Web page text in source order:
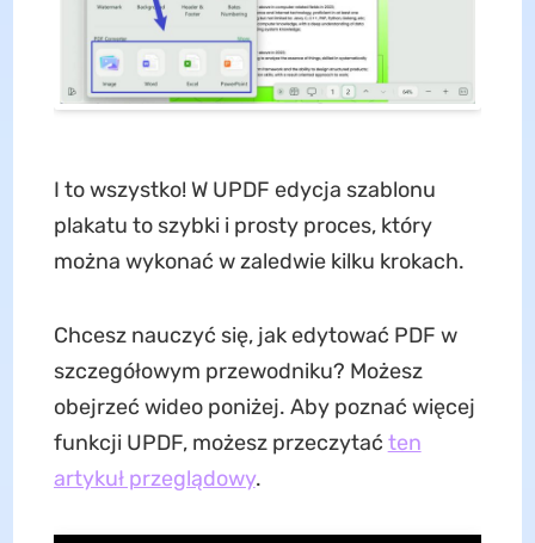
I to wszystko! W UPDF edycja szablonu
plakatu to szybki i prosty proces, który
można wykonać w zaledwie kilku krokach.
Chcesz nauczyć się, jak edytować PDF w
szczegółowym przewodniku? Możesz
obejrzeć wideo poniżej. Aby poznać więcej
funkcji UPDF, możesz przeczytać ten
artykuł przeglądowy.